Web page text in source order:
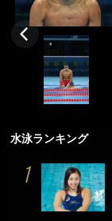
水泳ランキング